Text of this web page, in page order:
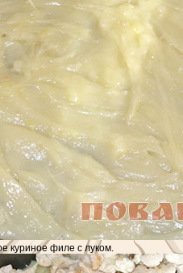
куриное филе с луком.